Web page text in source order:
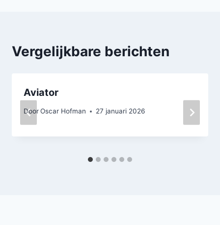
Vergelijkbare berichten
Aviator
DoorOscar Hofman 27 januari 2026